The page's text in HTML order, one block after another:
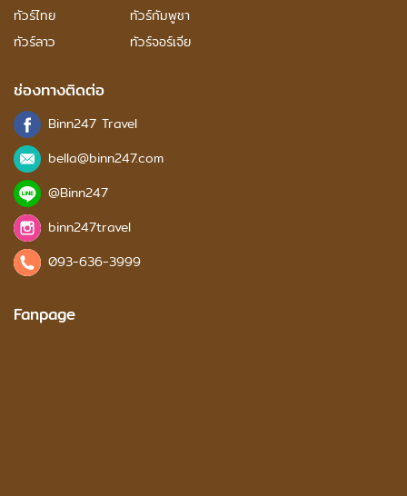
ทัวร์ไทย
ทัวร์กัมพูชา
ทัวร์ลาว
ทัวร์จอร์เจีย
ช่องทางติดต่อ
Binn247 Travel
bella@binn247.com
@Binn247
binn247travel
093-636-3999
Fanpage